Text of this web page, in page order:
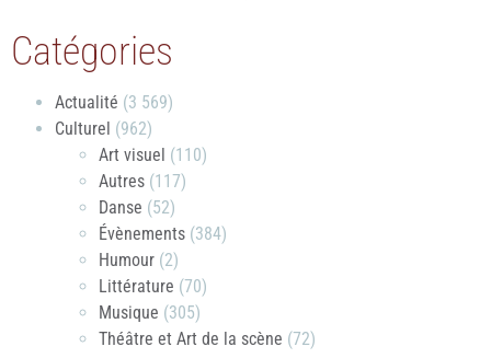
Catégories
Actualité (3 569)
Culturel (962)
Art visuel (110)
Autres (117)
Danse (52)
Évènements (384)
Humour (2)
Littérature (70)
Musique (305)
Théâtre et Art de la scène (72)